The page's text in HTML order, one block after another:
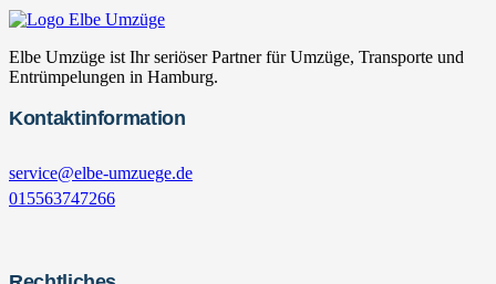
Elbe Umzüge ist Ihr seriöser Partner für Umzüge, Transporte und
Entrümpelungen in Hamburg.
Kontaktinformation
service@elbe-umzuege.de
015563747266